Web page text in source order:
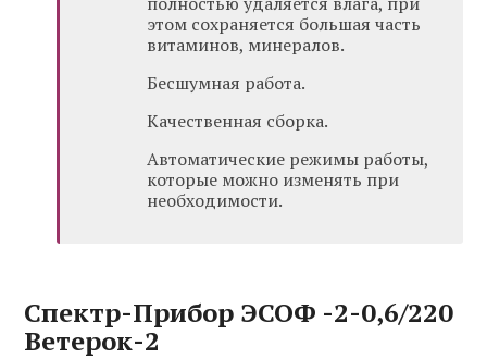
этом сохраняется большая часть
витаминов, минералов.
Бесшумная работа.
Качественная сборка.
Автоматические режимы работы,
которые можно изменять при
необходимости.
Спектр-Прибор ЭСОФ -2-0,6/220
Ветерок-2